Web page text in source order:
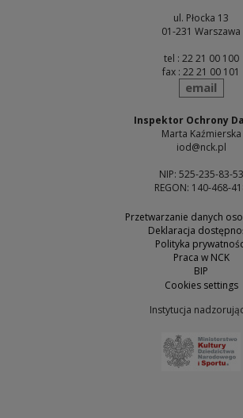
ul. Płocka 13
01-231 Warszawa
tel : 22 21 00 100
fax : 22 21 00 101
send
email
Inspektor Ochrony
Marta Kaźmierska
iod@nck.pl
NIP: 525-235-83-53
REGON: 140-468-
Przetwarzanie danych
Deklaracja
Polityka
Praca w NCK
BIP
Cookies settings
Instytucja